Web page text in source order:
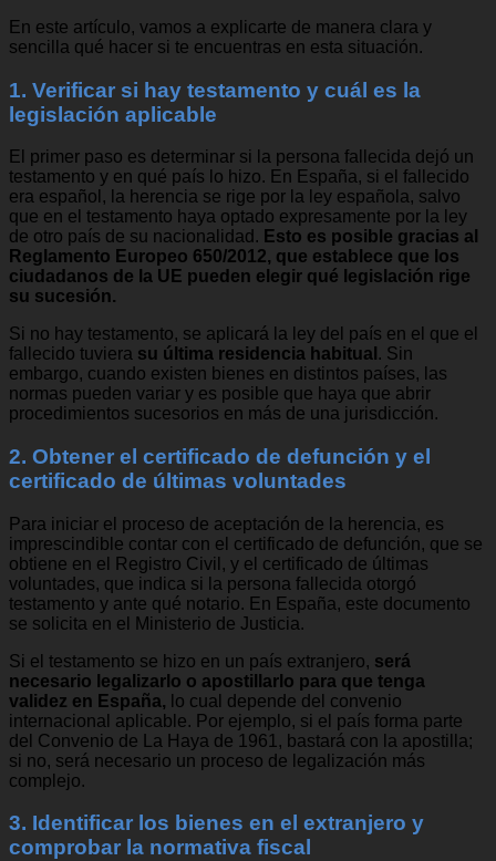
En este artículo, vamos a explicarte de manera clara y
sencilla qué hacer si te encuentras en esta situación.
1. Verificar si hay testamento y cuál es la
legislación aplicable
El primer paso es determinar si la persona fallecida dejó un
testamento y en qué país lo hizo. En España, si el fallecido
era español, la herencia se rige por la ley española, salvo
que en el testamento haya optado expresamente por la ley
de otro país de su nacionalidad. Esto es posible gracias al
Reglamento Europeo 650/2012, que establece que los
ciudadanos de la UE pueden elegir qué legislación rige
su sucesión.
Si no hay testamento, se aplicará la ley del país en el que el
fallecido tuviera su última residencia habitual . Sin
embargo, cuando existen bienes en distintos países, las
normas pueden variar y es posible que haya que abrir
procedimientos sucesorios en más de una jurisdicción.
2. Obtener el certificado de defunción y el
certificado de últimas voluntades
Para iniciar el proceso de aceptación de la herencia, es
imprescindible contar con el certificado de defunción, que se
obtiene en el Registro Civil, y el certificado de últimas
voluntades, que indica si la persona fallecida otorgó
testamento y ante qué notario. En España, este documento
se solicita en el Ministerio de Justicia.
Si el testamento se hizo en un país extranjero, será
necesario legalizarlo o apostillarlo para que tenga
validez en España, lo cual depende del convenio
internacional aplicable. Por ejemplo, si el país forma parte
del Convenio de La Haya de 1961, bastará con la apostilla;
si no, será necesario un proceso de legalización más
complejo.
3. Identificar los bienes en el extranjero y
comprobar la normativa fiscal